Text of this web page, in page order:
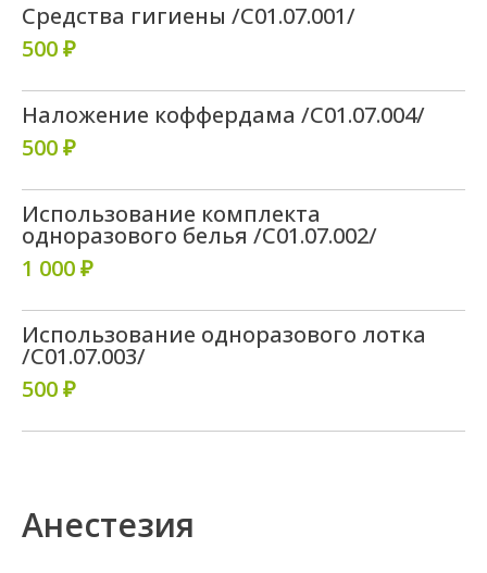
Средства гигиены /C01.07.001/
500 ₽
Наложение коффердама /C01.07.004/
500 ₽
Использование комплекта
одноразового белья /C01.07.002/
1 000 ₽
Использование одноразового лотка
/C01.07.003/
500 ₽
Анестезия